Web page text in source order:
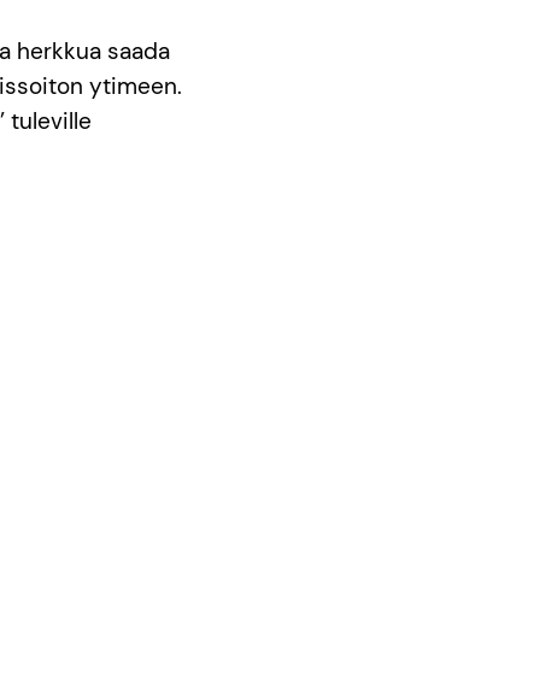
herkkua saada
ytimeen.
tuleville